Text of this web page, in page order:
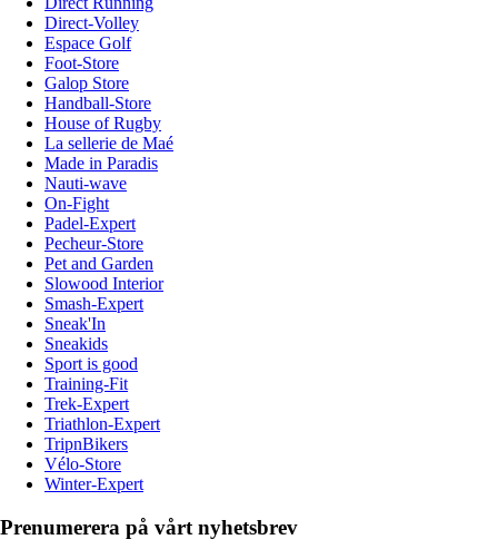
Direct-Volley
Espace Golf
Foot-Store
Galop Store
Handball-Store
House of Rugby
La sellerie de Maé
Made in Paradis
Nauti-wave
On-Fight
Padel-Expert
Pecheur-Store
Pet and Garden
Slowood Interior
Smash-Expert
Sneak'In
Sneakids
Sport is good
Training-Fit
Trek-Expert
Triathlon-Expert
TripnBikers
Vélo-Store
Winter-Expert
Prenumerera på vårt nyhetsbrev